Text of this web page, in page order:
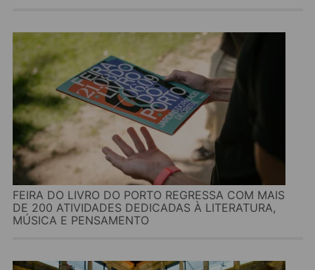
FEIRA DO LIVRO DO PORTO REGRESSA COM MAIS
DE 200 ATIVIDADES DEDICADAS À LITERATURA,
MÚSICA E PENSAMENTO